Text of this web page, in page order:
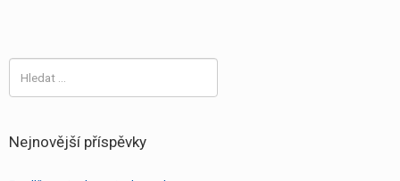
Nejnovější příspěvky